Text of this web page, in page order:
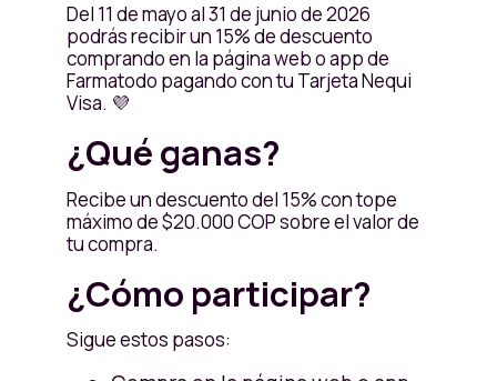
Del 11 de mayo al 31 de junio de 2026
podrás recibir un 15% de descuento
comprando en la página web o app de
Farmatodo pagando con tu Tarjeta Nequi
Visa. 💜
¿Qué ganas?
Recibe un descuento del 15% con tope
máximo de $20.000 COP sobre el valor de
tu compra.
¿Cómo participar?
Sigue estos pasos: